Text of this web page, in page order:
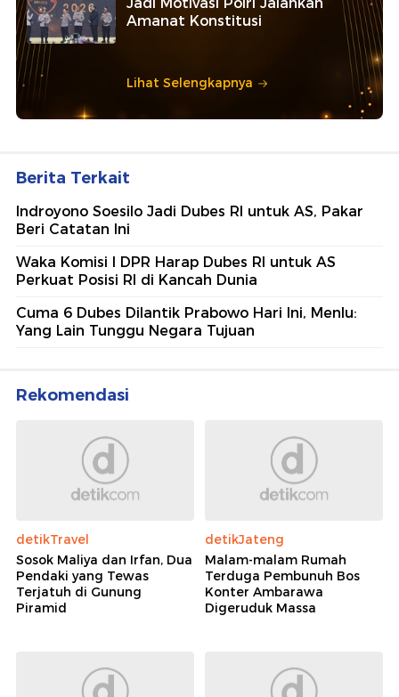
Jadi Motivasi Polri Jalankan
Amanat Konstitusi
Lihat Selengkapnya
Berita Terkait
Indroyono Soesilo Jadi Dubes RI untuk AS, Pakar
Beri Catatan Ini
Waka Komisi I DPR Harap Dubes RI untuk AS
Perkuat Posisi RI di Kancah Dunia
Cuma 6 Dubes Dilantik Prabowo Hari Ini, Menlu:
Yang Lain Tunggu Negara Tujuan
Rekomendasi
detikTravel
Sosok Maliya dan Irfan, Dua
Pendaki yang Tewas
Terjatuh di Gunung
Piramid
detikJateng
Malam-malam Rumah
Terduga Pembunuh Bos
Konter Ambarawa
Digeruduk Massa